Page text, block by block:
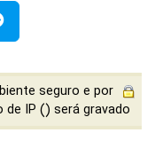
seguro e por
de IP () será gravado.